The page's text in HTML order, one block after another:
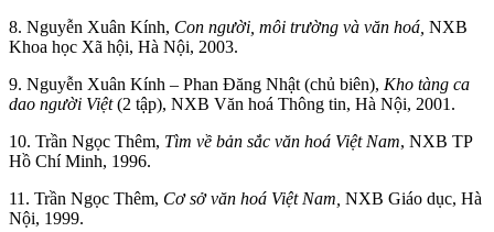
8. Nguyễn Xuân Kính, Con người, môi trường và văn hoá, NXB
Khoa học Xã hội, Hà Nội, 2003.
9. Nguyễn Xuân Kính – Phan Đăng Nhật (chủ biên), Kho tàng ca
dao người Việt(2 tập), NXB Văn hoá Thông tin, Hà Nội, 2001.
10. Trần Ngọc Thêm, Tìm về bản sắc văn hoá Việt Nam, NXB TP
Hồ Chí Minh, 1996.
11. Trần Ngọc Thêm, Cơ sở văn hoá Việt Nam, NXB Giáo dục, Hà
Nội, 1999.